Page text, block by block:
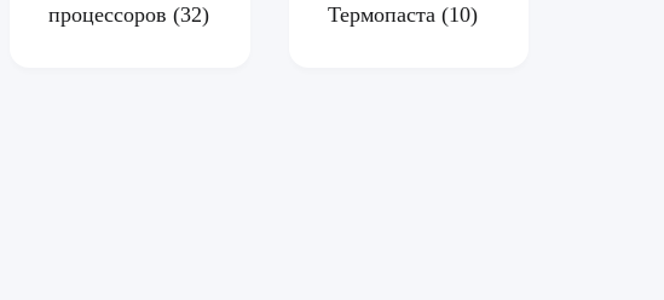
процессоров(32) Термопаста (10)